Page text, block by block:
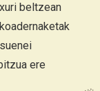
beltzean
ere